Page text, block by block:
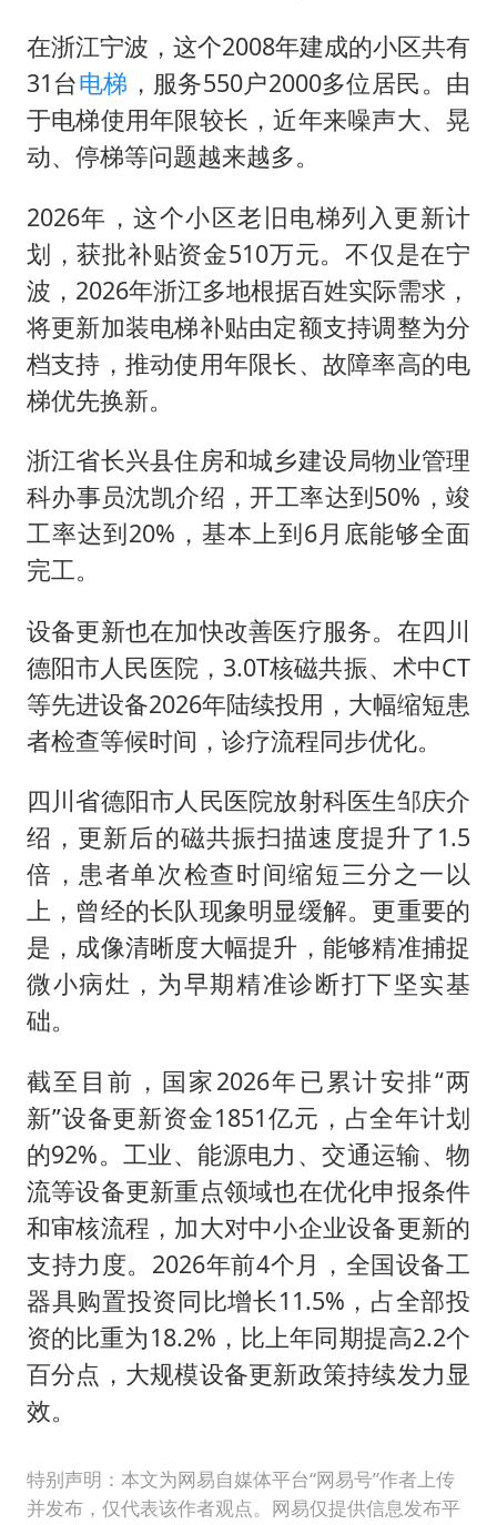
在浙江宁波，这个2008年建成的小区共有
31台电梯 ，服务550户2000多位居民。由
于电梯使用年限较长，近年来噪声大、晃
动、停梯等问题越来越多。
2026年，这个小区老旧电梯列入更新计
划，获批补贴资金510万元。不仅是在宁
波，2026年浙江多地根据百姓实际需求，
将更新加装电梯补贴由定额支持调整为分
档支持，推动使用年限长、故障率高的电
梯优先换新。
浙江省长兴县住房和城乡建设局物业管理
科办事员沈凯介绍，开工率达到50%，竣
工率达到20%，基本上到6月底能够全面
完工。
设备更新也在加快改善医疗服务。在四川
德阳市人民医院，3.0T核磁共振、术中CT
等先进设备2026年陆续投用，大幅缩短患
者检查等候时间，诊疗流程同步优化。
四川省德阳市人民医院放射科医生邹庆介
绍，更新后的磁共振扫描速度提升了1.5
倍，患者单次检查时间缩短三分之一以
上，曾经的长队现象明显缓解。更重要的
是，成像清晰度大幅提升，能够精准捕捉
微小病灶，为早期精准诊断打下坚实基
础。
截至目前，国家2026年已累计安排“两
新”设备更新资金1851亿元，占全年计划
的92%。工业、能源电力、交通运输、物
流等设备更新重点领域也在优化申报条件
和审核流程，加大对中小企业设备更新的
支持力度。2026年前4个月，全国设备工
器具购置投资同比增长11.5%，占全部投
资的比重为18.2%，比上年同期提高2.2个
百分点，大规模设备更新政策持续发力显
效。
特别声明：本文为网易自媒体平台“网易号”作者上传
并发布，仅代表该作者观点。网易仅提供信息发布平